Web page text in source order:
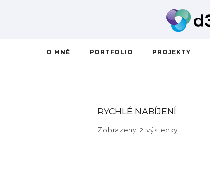
O MNĚ PORTFOLIO PROJEKTY
RYCHLÉ NABÍJENÍ
Zobrazeny 2 výsledky